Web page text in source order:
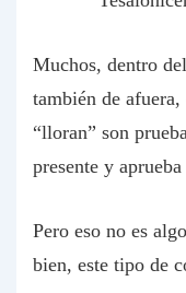
Muchos, dentro
también de afuera,
“lloran” son
presente y aprueba
Pero eso no es
bien, este tipo de